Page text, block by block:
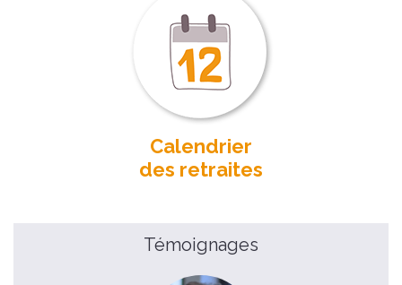
Calendrier
des retraites
Témoignages